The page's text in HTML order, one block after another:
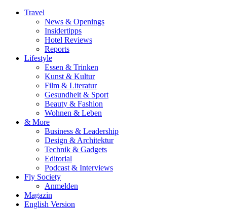
Travel
News & Openings
Insidertipps
Hotel Reviews
Reports
Lifestyle
Essen & Trinken
Kunst & Kultur
Film & Literatur
Gesundheit & Sport
Beauty & Fashion
Wohnen & Leben
& More
Business & Leadership
Design & Architektur
Technik & Gadgets
Editorial
Podcast & Interviews
Fly Society
Anmelden
Magazin
English Version